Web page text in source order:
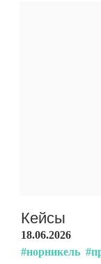
Кейсы
18.06.2026
#норникель